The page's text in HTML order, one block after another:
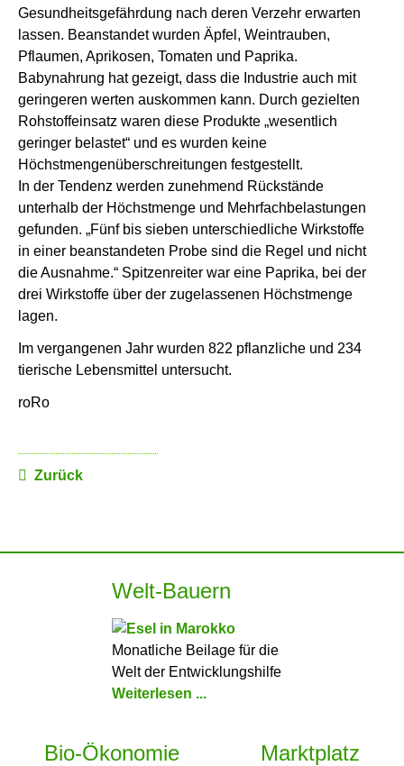
Gesundheitsgefährdung nach deren Verzehr erwarten
lassen. Beanstandet wurden Äpfel, Weintrauben,
Pflaumen, Aprikosen, Tomaten und Paprika.
Babynahrung hat gezeigt, dass die Industrie auch mit
geringeren werten auskommen kann. Durch gezielten
Rohstoffeinsatz waren diese Produkte „wesentlich
geringer belastet“ und es wurden keine
Höchstmengenüberschreitungen festgestellt.
In der Tendenz werden zunehmend Rückstände
unterhalb der Höchstmenge und Mehrfachbelastungen
gefunden. „Fünf bis sieben unterschiedliche Wirkstoffe
in einer beanstandeten Probe sind die Regel und nicht
die Ausnahme.“ Spitzenreiter war eine Paprika, bei der
drei Wirkstoffe über der zugelassenen Höchstmenge
lagen.
Im vergangenen Jahr wurden 822 pflanzliche und 234
tierische Lebensmittel untersucht.
roRo
Zurück
Welt-Bauern
Monatliche Beilage für die
Welt der Entwicklungshilfe
Weiterlesen ...
Bio-Ökonomie Marktplatz